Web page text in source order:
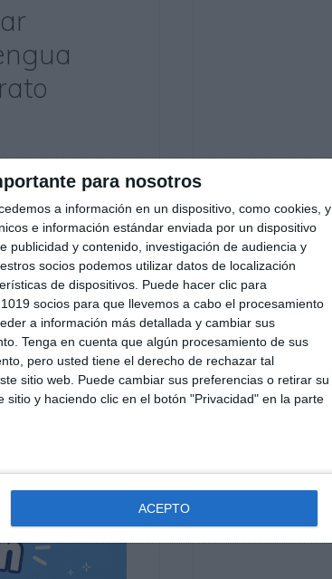
para nosotros
a información en un dispositivo, como cookies, y
e información estándar enviada por un dispositivo
publicidad y contenido, investigación de audiencia y
socios podemos utilizar datos de localización
de dispositivos. Puede hacer clic para
socios para que llevemos a cabo el procesamiento
a información más detallada y cambiar sus
Tenga en cuenta que algún procesamiento de sus
pero usted tiene el derecho de rechazar tal
sitio web. Puede cambiar sus preferencias o retirar su
y haciendo clic en el botón "Privacidad" en la parte
ACEPTO
ayudar al
enfoque visual y
de los
en una …
2º BACH Lengua y
educación
y Literatura
material
oraciones
verbal , sintaxis ,
, visual thinking